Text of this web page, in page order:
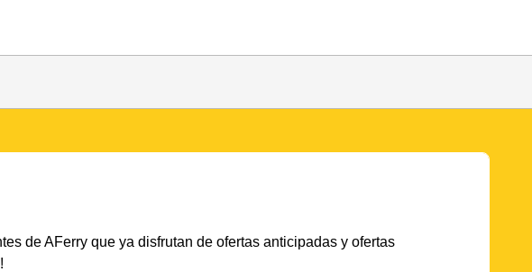
de AFerry que ya disfrutan de ofertas anticipadas y ofertas